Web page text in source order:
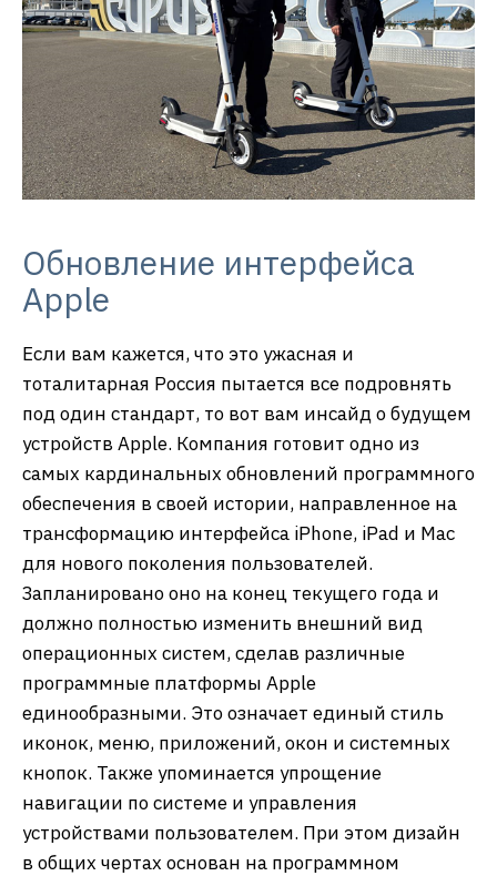
Обновление интерфейса
Apple
Если вам кажется, что это ужасная и
тоталитарная Россия пытается все подровнять
под один стандарт, то вот вам инсайд о будущем
устройств Apple. Компания готовит одно из
самых кардинальных обновлений программного
обеспечения в своей истории, направленное на
трансформацию интерфейса iPhone, iPad и Mac
для нового поколения пользователей.
Запланировано оно на конец текущего года и
должно полностью изменить внешний вид
операционных систем, сделав различные
программные платформы Apple
единообразными. Это означает единый стиль
иконок, меню, приложений, окон и системных
кнопок. Также упоминается упрощение
навигации по системе и управления
устройствами пользователем. При этом дизайн
в общих чертах основан на программном